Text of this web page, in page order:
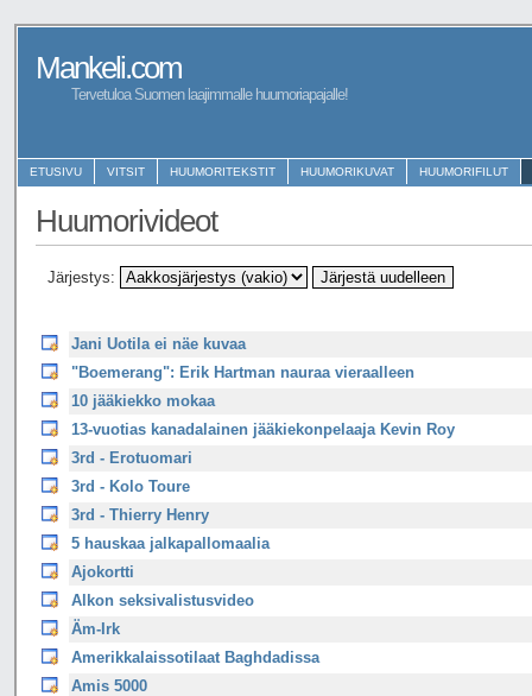
Mankeli.com
Tervetuloa Suomen laajimmalle huumoriapajalle!
ETUSIVU VITSIT HUUMORITEKSTIT HUUMORIKUVAT HUUMORIFILUT
Huumorivideot
Järjestys:
Jani Uotila ei näe kuvaa
"Boemerang": Erik Hartman nauraa vieraalleen
10 jääkiekko mokaa
13-vuotias kanadalainen jääkiekonpelaaja Kevin Roy
3rd - Erotuomari
3rd - Kolo Toure
3rd - Thierry Henry
5 hauskaa jalkapallomaalia
Ajokortti
Alkon seksivalistusvideo
Äm-Irk
Amerikkalaissotilaat Baghdadissa
Amis 5000